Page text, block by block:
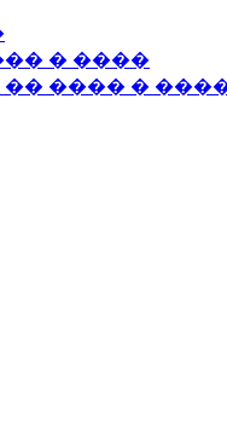
� ����
���� �